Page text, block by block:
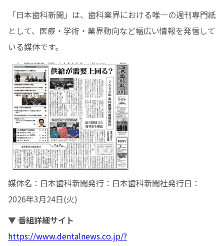
「日本歯科新聞」は、歯科業界における唯一の週刊専門紙
として、医療・学術・業界動向など幅広い情報を発信して
いる媒体です。
媒体名：日本歯科新聞発行：日本歯科新聞社発行日：
2026年3月24日(火)
▼ 番組詳細サイト
https://www.dentalnews.co.jp/?